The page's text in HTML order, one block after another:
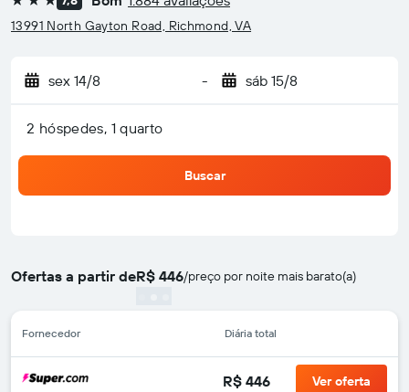
3 estrelas
13991 North Gayton Road, Richmond, VA
sex 14/8 - sáb 15/8
2 hóspedes, 1 quarto
Buscar
Ofertas a partir deR$ 446/preço por noite mais barato(a)
Fornecedor Diária total
R$ 446 Ver oferta